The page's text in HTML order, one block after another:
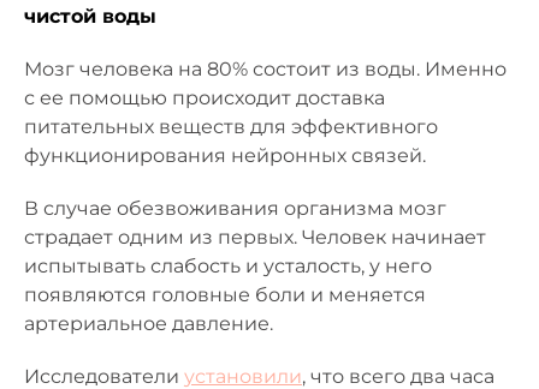
чистой воды
Мозг человека на 80% состоит из воды. Именно
с ее помощью происходит доставка
питательных веществ для эффективного
функционирования нейронных связей.
В случае обезвоживания организма мозг
страдает одним из первых. Человек начинает
испытывать слабость и усталость, у него
появляются головные боли и меняется
артериальное давление.
Исследователи установили, что всего два часа